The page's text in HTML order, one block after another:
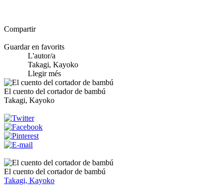
Compartir
Guardar en favorits
L'autor/a
Takagi, Kayoko
Llegir més
El cuento del cortador de bambú
Takagi, Kayoko
El cuento del cortador de bambú
Takagi, Kayoko